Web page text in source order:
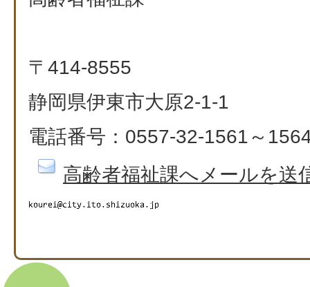
〒414-8555
静岡県伊東市大原2-1-1
電話番号：0557-32-1561～
高齢者福祉課へメールを送